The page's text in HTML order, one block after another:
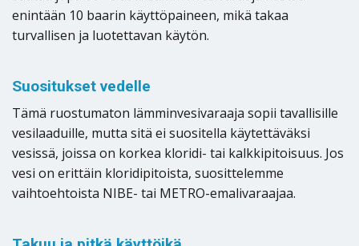
enintään 10 baarin käyttöpaineen, mikä takaa
turvallisen ja luotettavan käytön.
Suositukset vedelle
Tämä ruostumaton lämminvesivaraaja sopii tavallisille
vesilaaduille, mutta sitä ei suositella käytettäväksi
vesissä, joissa on korkea kloridi- tai kalkkipitoisuus. Jos
vesi on erittäin kloridipitoista, suosittelemme
vaihtoehtoista NIBE- tai METRO-emalivaraajaa.